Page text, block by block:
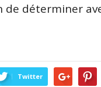
de déterminer
Twitter